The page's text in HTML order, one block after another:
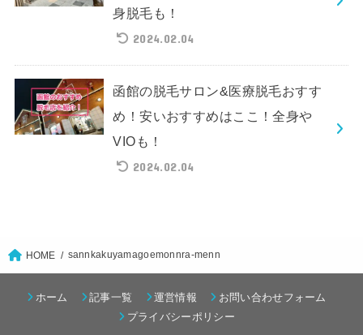
身脱毛も！
2024.02.04
函館の脱毛サロン&医療脱毛おすす
め！安いおすすめはここ！全身や
VIOも！
2024.02.04
HOME sannkakuyamagoemonnra-menn
ホーム 記事一覧 運営情報
お問い合わせフォーム
プライバシーポリシー